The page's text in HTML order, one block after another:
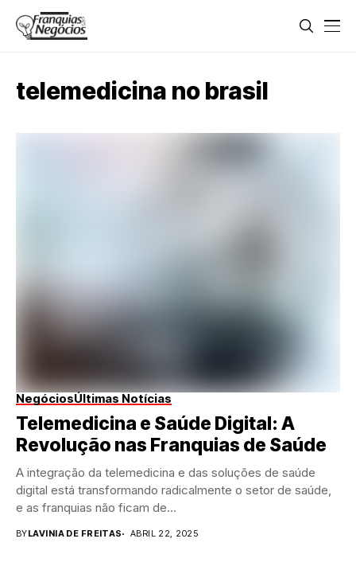
telemedicina no brasil
NegóciosÚltimas Notícias
Telemedicina e Saúde Digital: A
Revolução nas Franquias de Saúde
A integração da telemedicina e das soluções de saúde
digital está transformando radicalmente o setor de saúde,
e as franquias não ficam de...
BYLAVINIA DE FREITAS ABRIL 22, 2025